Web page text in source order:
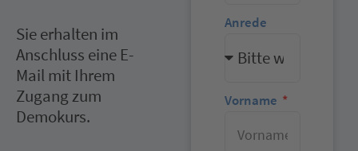
Sie erhalten im
Anschluss eine E-
Mail mit Ihrem
Zugang zum
Demokurs.
Anrede
Vorname